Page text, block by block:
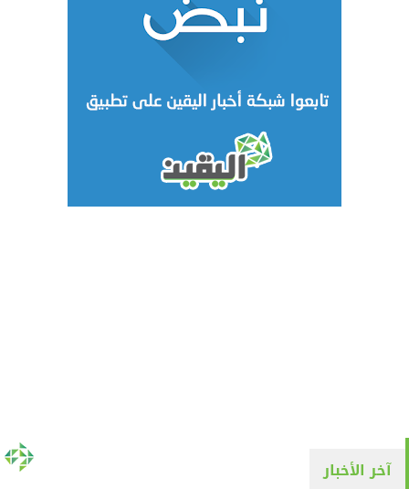
آخر الأخبار